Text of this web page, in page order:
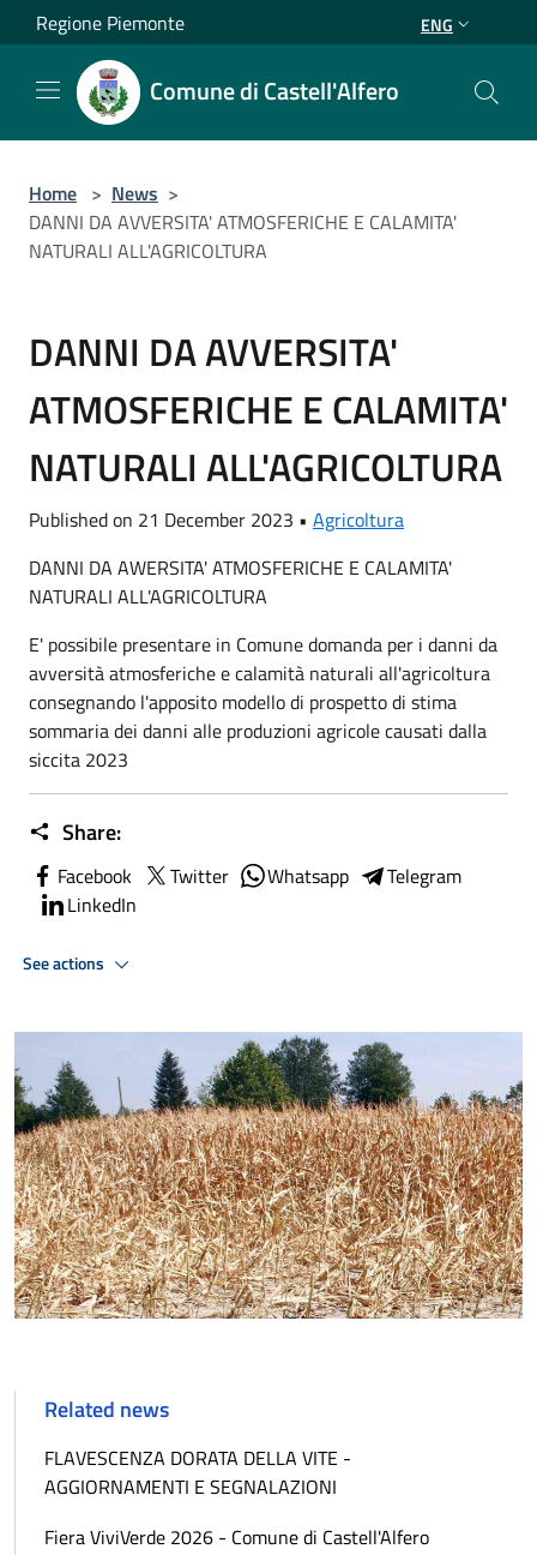
Salta al contenuto principale
Regione Piemonte ENG
Comune di Castell'Alfero
Home > News >
DANNI DA AVVERSITA' ATMOSFERICHE E CALAMITA'
NATURALI ALL'AGRICOLTURA
DANNI DA AVVERSITA'
ATMOSFERICHE E CALAMITA'
NATURALI ALL'AGRICOLTURA
Published on 21 December 2023 • Agricoltura
DANNI DA AWERSITA' ATMOSFERICHE E CALAMITA'
NATURALI ALL'AGRICOLTURA
E' possibile presentare in Comune domanda per i danni da
avversità atmosferiche e calamità naturali all'agricoltura
consegnando l'apposito modello di prospetto di stima
sommaria dei danni alle produzioni agricole causati dalla
siccita 2023
Share:
Facebook Twitter Whatsapp
Telegram
LinkedIn
See actions
Related news
FLAVESCENZA DORATA DELLA VITE -
AGGIORNAMENTI E SEGNALAZIONI
Fiera ViviVerde 2026 - Comune di Castell'Alfero